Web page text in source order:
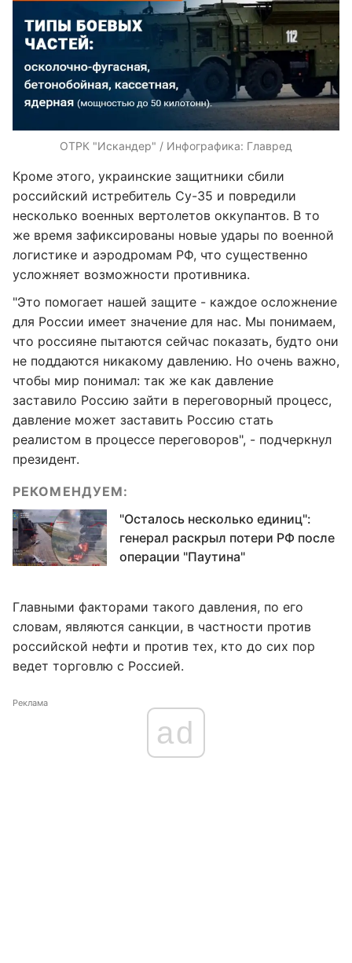
ОТРК "Искандер" / Инфографика: Главред
Кроме этого, украинские защитники сбили
российский истребитель Су-35 и повредили
несколько военных вертолетов оккупантов. В то
же время зафиксированы новые удары по военной
логистике и аэродромам РФ, что существенно
усложняет возможности противника.
"Это помогает нашей защите - каждое осложнение
для России имеет значение для нас. Мы понимаем,
что россияне пытаются сейчас показать, будто они
не поддаются никакому давлению. Но очень важно,
чтобы мир понимал: так же как давление
заставило Россию зайти в переговорный процесс,
давление может заставить Россию стать
реалистом в процессе переговоров", - подчеркнул
президент.
РЕКОМЕНДУЕМ:
"Осталось несколько единиц":
генерал раскрыл потери РФ после
операции "Паутина"
Главными факторами такого давления, по его
словам, являются санкции, в частности против
российской нефти и против тех, кто до сих пор
ведет торговлю с Россией.
Реклама
ad